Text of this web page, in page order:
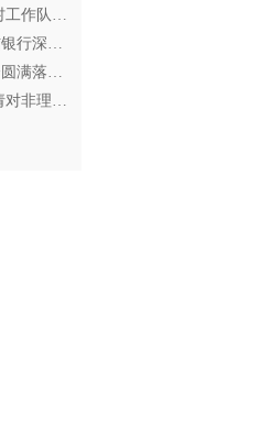
委心系
行养老
，携手
购彩说“